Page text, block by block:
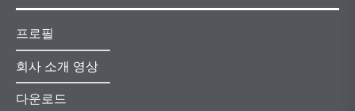
프로필
회사 소개 영상
다운로드